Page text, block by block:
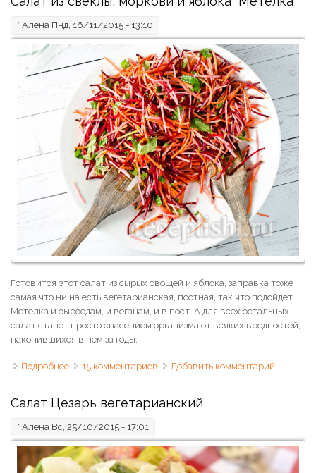
* Алена Пнд, 16/11/2015 - 13:10
Готовится этот салат из сырых овощей и яблока, заправка тоже
самая что ни на есть вегетарианская, постная, так что подойдет
Метелка и сыроедам, и веганам, и в пост. А для всех остальных
салат станет просто спасением организма от всяких вредностей,
накопившихся в нем за годы.
Подробнее о Салат из свеклы, моркови и яблока "Метёлка"
15 комментариев Добавить комментарий
Салат Цезарь вегетарианский
* Алена Вс, 25/10/2015 - 17:01